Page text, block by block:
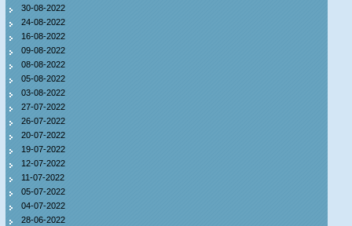
30-08-2022
24-08-2022
16-08-2022
09-08-2022
08-08-2022
05-08-2022
03-08-2022
27-07-2022
26-07-2022
20-07-2022
19-07-2022
12-07-2022
11-07-2022
05-07-2022
04-07-2022
28-06-2022